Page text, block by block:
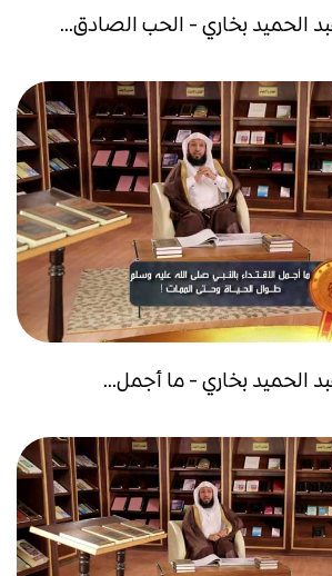
الحميد بخاري - الحب الصادق...
الحميد بخاري - ما أجمل...